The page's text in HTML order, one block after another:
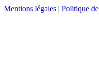
Mentions légales | Politique